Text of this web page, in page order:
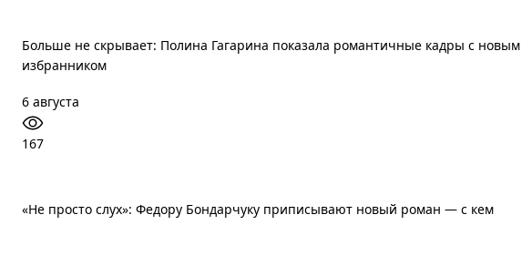
Больше не скрывает: Полина Гагарина показала романтичные кадры с новым
избранником
6 августа
167
«Не просто слух»: Федору Бондарчуку приписывают новый роман — с кем